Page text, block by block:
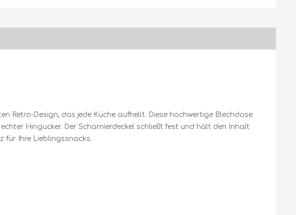
Retro-Design, das jede Küche aufhellt. Diese hochwertige Blechdose
Hingucker. Der Scharnierdeckel schließt fest und hält den Inhalt
für Ihre Lieblingssnacks.